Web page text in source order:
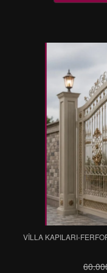
VİLLA KAPILARI-